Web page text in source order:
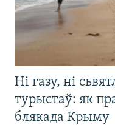
Ні газу, ні
турыстаў: як
блякада Крыму